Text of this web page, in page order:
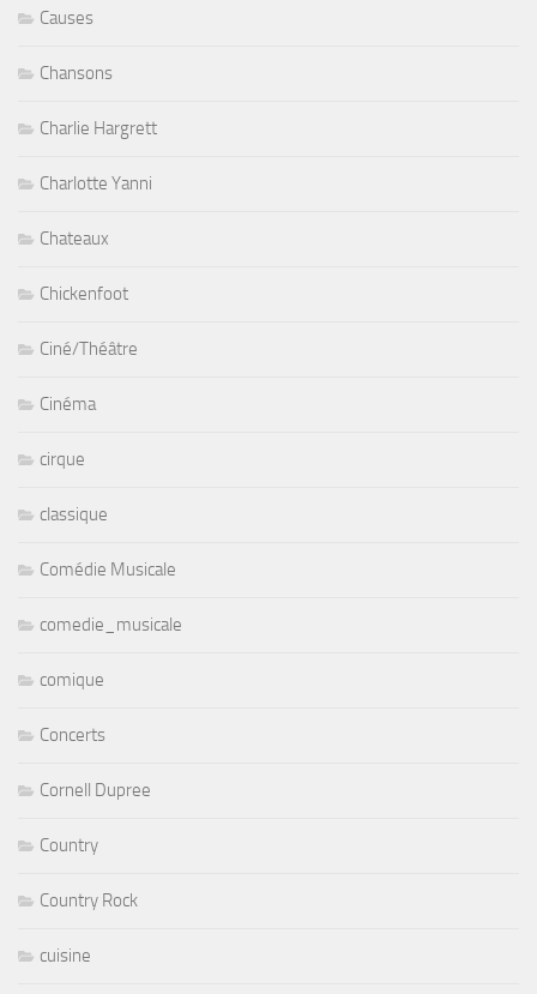
Causes
Chansons
Charlie Hargrett
Charlotte Yanni
Chateaux
Chickenfoot
Ciné/Théâtre
Cinéma
cirque
classique
Comédie Musicale
comedie_musicale
comique
Concerts
Cornell Dupree
Country
Country Rock
cuisine